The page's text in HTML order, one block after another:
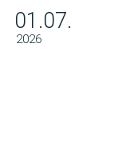
01.07.
2026